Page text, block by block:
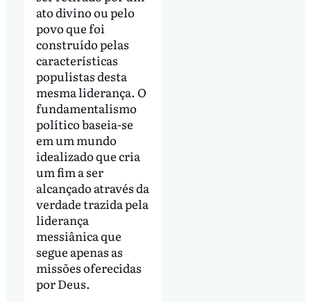
ato divino ou pelo
povo que foi
construído pelas
características
populistas desta
mesma liderança. O
fundamentalismo
político baseia-se
em um mundo
idealizado que cria
um fim a ser
alcançado através da
verdade trazida pela
liderança
messiânica que
segue apenas as
missões oferecidas
por Deus.